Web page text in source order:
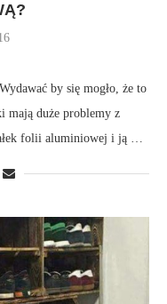
by się mogło, że to
mają duże problemy z
folii aluminiowej i ją …